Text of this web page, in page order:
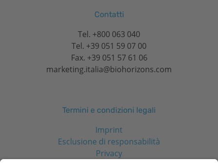
Contatti
Tel. +800 063 040
Tel. +39 051 59 07 00
Fax. +39 051 57 61 06
marketing.italia@biohorizons.com
Termini e condizioni legali
Imprint
Esclusione di responsabilità
Privacy